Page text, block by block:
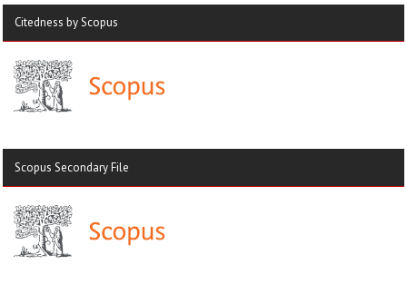
Citedness by Scopus
Scopus Secondary File